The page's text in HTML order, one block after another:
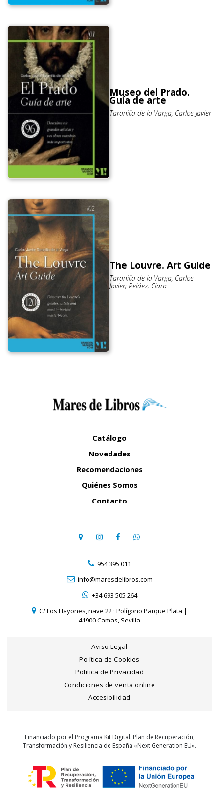
Museo del Prado.
Guía de arte
Taranilla de la Varga, Carlos Javier
The Louvre. Art Guide
Taranilla de la Varga, Carlos
Javier; Peláez, Clara
Catálogo
Novedades
Recomendaciones
Quiénes Somos
Contacto
954 395 011
info@maresdelibros.com
+34 693 505 264
C/ Los Hayones, nave 22 · Polígono Parque Plata |
41900 Camas, Sevilla
Aviso Legal
Política de Cookies
Política de Privacidad
Condiciones de venta online
Accesibilidad
Financiado por el Programa Kit Digital. Plan de Recuperación,
Transformación y Resiliencia de España «Next Generation EU».